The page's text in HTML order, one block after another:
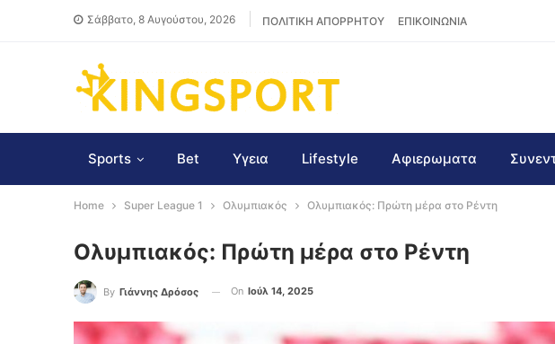
Σάββατο, 8 Αυγούστου, 2026 ΠΟΛΙΤΙΚΗ ΑΠΟΡΡΗΤΟΥ ΕΠΙΚΟΙΝΩΝΙΑ
Sports Bet Υγεια Lifestyle Αφιερωματα
Home Super League 1 Ολυμπιακός Ολυμπιακός: Πρώτη μέρα στο Ρέντη
Ολυμπιακός: Πρώτη μέρα στο Ρέντη
By Γιάννης Δρόσος On Ιούλ 14, 2025